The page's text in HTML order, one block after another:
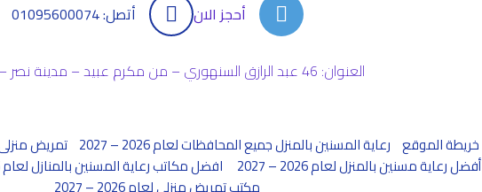
أحجز الان أتصل: 01095600074
العنوان: 46 عبد الرازق السنهوري – من مكرم عبيد – مدينة نصر – القاهرة
خريطة الموقع رعاية المسنين بالمنزل جميع المحافظات لعام 2026 – 2027 تمريض منزلى فى
أفضل رعاية مسنين بالمنزل لعام 2026 – 2027 افضل مكاتب رعاية المسنين بالمنازل لعام 2026 – 2027